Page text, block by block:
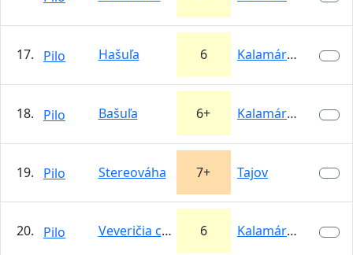
17. Pilo Hašuľa 6 Kalamárka
18. Pilo Bašuľa 6+ Kalamárka
19. Pilo Stereováha 7+ Tajov
20. Pilo Veveričia cesta 6 Kalamárka